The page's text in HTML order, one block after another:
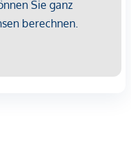
und verfügt
Terrassen im